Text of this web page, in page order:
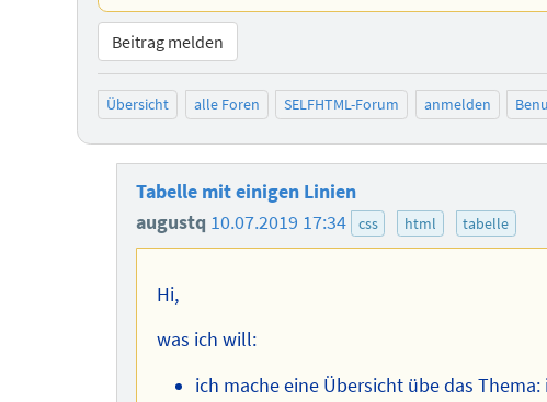
Beitrag melden
Übersicht alle Foren SELFHTML-Forum anmelden
Tabelle mit einigen Linien
augustq 10.07.2019 17:34 css html tabelle
Hi,
was ich will:
ich mache eine Übersicht übe das